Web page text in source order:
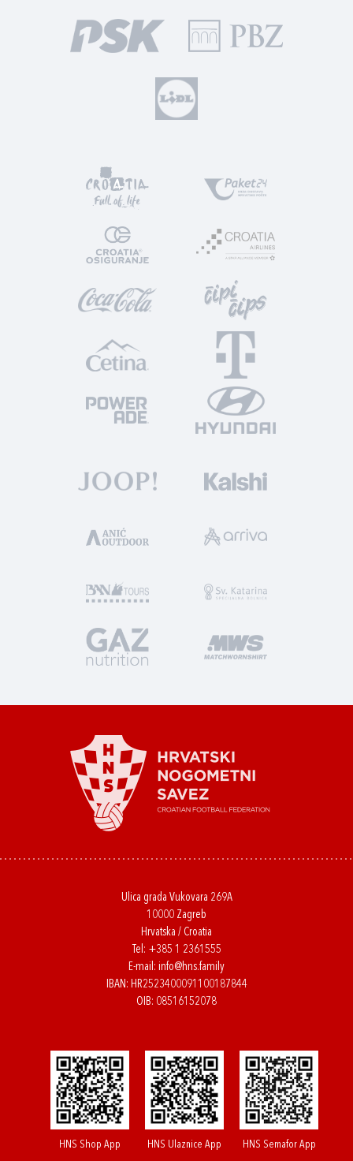
Ulica grada Vukovara 269A
10000 Zagreb
Hrvatska / Croatia
Tel: +385 1 2361555
E-mail: info@hns.family
IBAN: HR2523400091100187844
OIB: 08516152078
HNS Shop App HNS Ulaznice App HNS Semafor App